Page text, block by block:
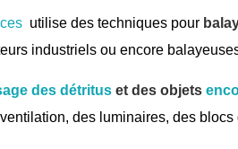
utilise des techniques pour
industriels ou encore
des détritus et des objets
des luminaires, des blocs